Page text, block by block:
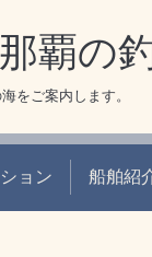
覇の
をご案内します。
ョン 船舶紹